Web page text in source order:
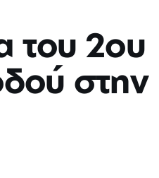
του 2ου
στην